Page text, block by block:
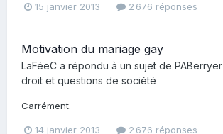
15 janvier 2013 2 676 réponses
Motivation du mariage gay
LaFéeC a répondu à un sujet de PABerryer
droit et questions de société
Carrément.
14 janvier 2013 2 676 réponses